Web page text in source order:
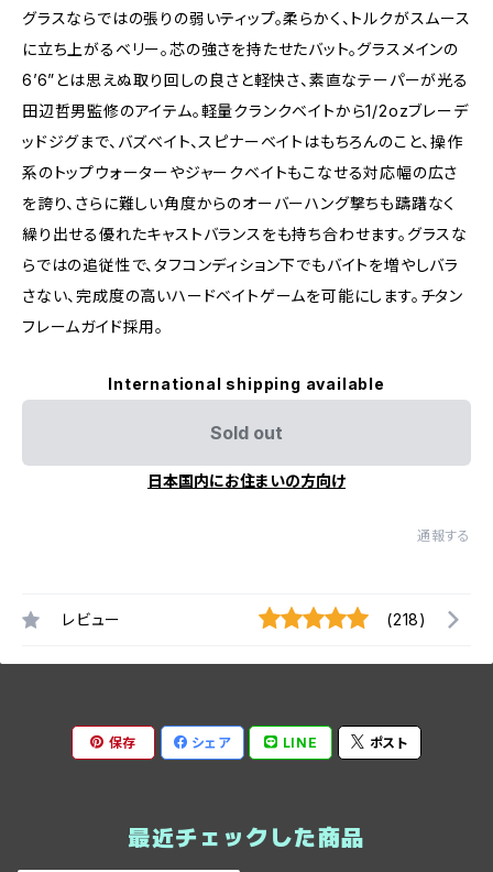
グラスならではの張りの弱いティップ。柔らかく、トルクがスムース
に立ち上がるベリー。芯の強さを持たせたバット。グラスメインの
6’6”とは思えぬ取り回しの良さと軽快さ、素直なテーパーが光る
田辺哲男監修のアイテム。軽量クランクベイトから1/2ozブレーデ
ッドジグまで、バズベイト、スピナーベイトはもちろんのこと、操作
系のトップウォーターやジャークベイトもこなせる対応幅の広さ
を誇り、さらに難しい角度からのオーバーハング撃ちも躊躇なく
繰り出せる優れたキャストバランスをも持ち合わせます。グラスな
らではの追従性で、タフコンディション下でもバイトを増やしバラ
さない、完成度の高いハードベイトゲームを可能にします。チタン
フレームガイド採用。
International shipping available
Sold out
日本国内にお住まいの方向け
通報する
レビュー (218)
保存 シェア LINE ポスト
最近チェックした商品